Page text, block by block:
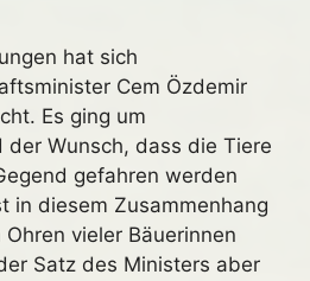
hat sich
Cem Özdemir
Es ging um
Wunsch, dass die Tiere
gefahren werden
in diesem Zusammenhang
vieler Bäuerinnen
Satz des Ministers aber